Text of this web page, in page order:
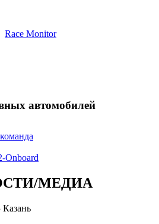
Race Monitor
автомобилей
Onboard
МЕДИА